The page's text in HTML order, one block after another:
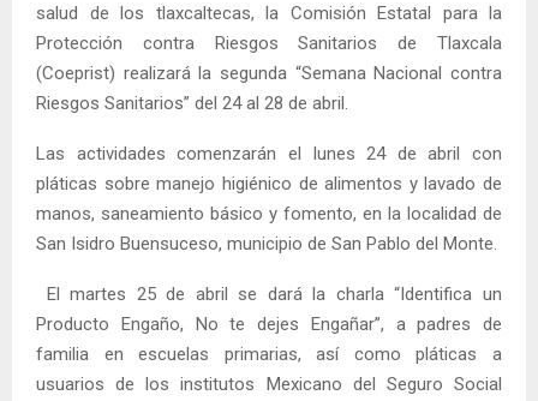
salud de los tlaxcaltecas, la Comisión Estatal para la
Protección contra Riesgos Sanitarios de Tlaxcala
(Coeprist) realizará la segunda “Semana Nacional contra
Riesgos Sanitarios” del 24 al 28 de abril.
Las actividades comenzarán el lunes 24 de abril con
pláticas sobre manejo higiénico de alimentos y lavado de
manos, saneamiento básico y fomento, en la localidad de
San Isidro Buensuceso, municipio de San Pablo del Monte.
El martes 25 de abril se dará la charla “Identifica un
Producto Engaño, No te dejes Engañar”, a padres de
familia en escuelas primarias, así como pláticas a
usuarios de los institutos Mexicano del Seguro Social